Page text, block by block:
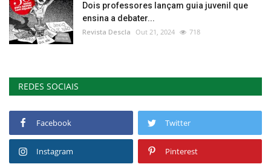
Dois professores lançam guia juvenil que
ensina a debater...
Revista Descla Out 21, 2024 718
REDES SOCIAIS
Facebook Twitter
Instagram Pinterest